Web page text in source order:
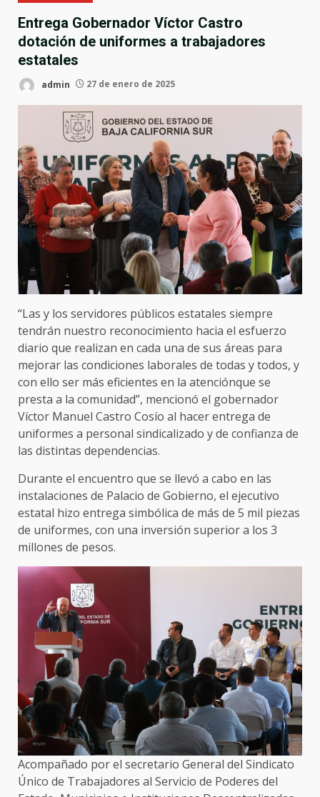
Entrega Gobernador Víctor Castro
dotación de uniformes a trabajadores
estatales
admin 27 de enero de 2025
“Las y los servidores públicos estatales siempre
tendrán nuestro reconocimiento hacia el esfuerzo
diario que realizan en cada una de sus áreas para
mejorar las condiciones laborales de todas y todos, y
con ello ser más eficientes en la atenciónque se
presta a la comunidad”, mencionó el gobernador
Víctor Manuel Castro Cosío al hacer entrega de
uniformes a personal sindicalizado y de confianza de
las distintas dependencias.
Durante el encuentro que se llevó a cabo en las
instalaciones de Palacio de Gobierno, el ejecutivo
estatal hizo entrega simbólica de más de 5 mil piezas
de uniformes, con una inversión superior a los 3
millones de pesos.
Acompañado por el secretario General del Sindicato
Único de Trabajadores al Servicio de Poderes del